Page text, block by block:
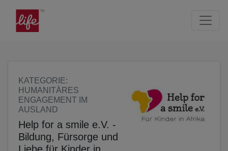
Seite
Klicken Sie, um die Navigation zu überspringen und zum
KATEGORIE:
HUMANITÄRES
ENGAGEMENT IM
AUSLAND
Help for a smile e.V. -
Bildung, Fürsorge und